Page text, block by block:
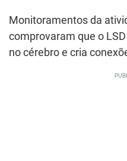
Monitoramentos da
comprovaram que o
no cérebro e cria